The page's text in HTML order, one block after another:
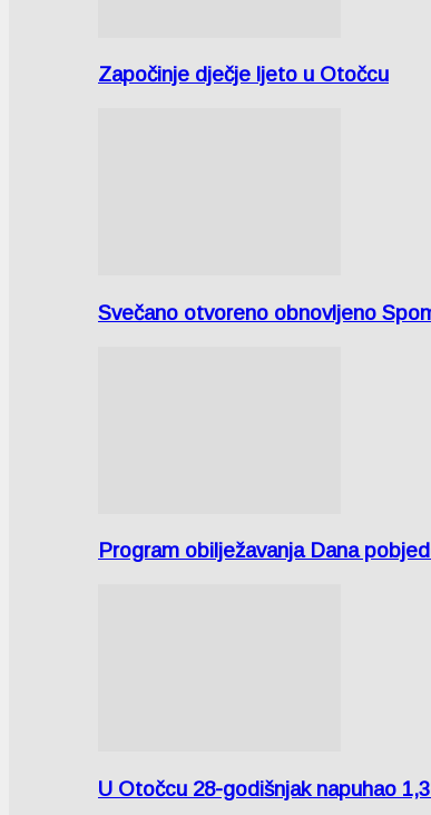
Započinje dječje ljeto u Otočcu
Svečano otvoreno obnovljeno
Program obilježavanja Dana
U Otočcu 28-godišnjak napuhao